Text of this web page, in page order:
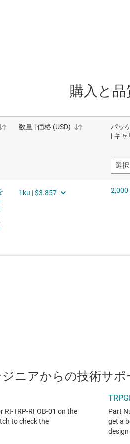
購入と品
ニアからの技術サポ